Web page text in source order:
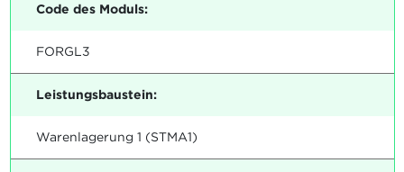
Code des Moduls:
FORGL3
Leistungsbaustein:
Warenlagerung 1 (STMA1)